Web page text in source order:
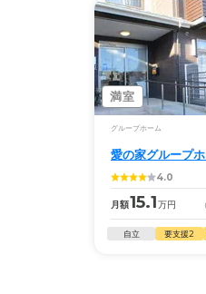
満室
グループホーム
愛の家グループ
4.0
月額15.1万円
自立 要支援2